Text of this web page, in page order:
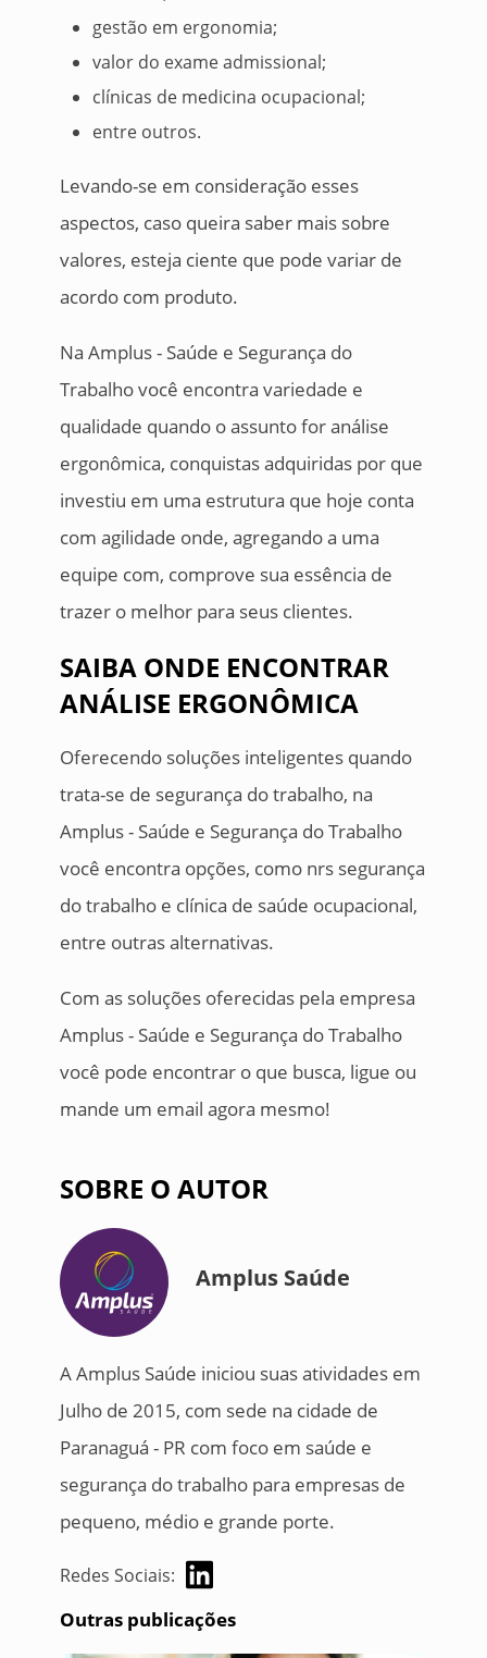
gestão em ergonomia;
valor do exame admissional;
clínicas de medicina ocupacional;
entre outros.
Levando-se em consideração esses
aspectos, caso queira saber mais sobre
valores, esteja ciente que pode variar de
acordo com produto.
Na Amplus - Saúde e Segurança do
Trabalho você encontra variedade e
qualidade quando o assunto for análise
ergonômica, conquistas adquiridas por que
investiu em uma estrutura que hoje conta
com agilidade onde, agregando a uma
equipe com, comprove sua essência de
trazer o melhor para seus clientes.
SAIBA ONDE ENCONTRAR
ANÁLISE ERGONÔMICA
Oferecendo soluções inteligentes quando
trata-se de segurança do trabalho, na
Amplus - Saúde e Segurança do Trabalho
você encontra opções, como nrs segurança
do trabalho e clínica de saúde ocupacional,
entre outras alternativas.
Com as soluções oferecidas pela empresa
Amplus - Saúde e Segurança do Trabalho
você pode encontrar o que busca, ligue ou
mande um email agora mesmo!
SOBRE O AUTOR
Amplus Saúde
A Amplus Saúde iniciou suas atividades em
Julho de 2015, com sede na cidade de
Paranaguá - PR com foco em saúde e
segurança do trabalho para empresas de
pequeno, médio e grande porte.
Redes Sociais:
Outras publicações